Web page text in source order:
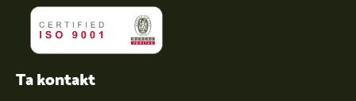
Ta kontakt